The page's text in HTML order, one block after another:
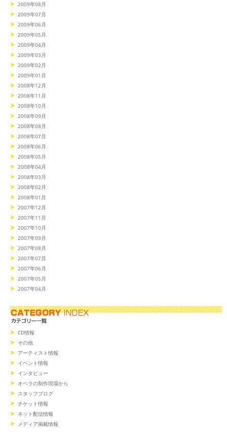
2009年08月
2009年07月
2009年06月
2009年05月
2009年04月
2009年03月
2009年02月
2009年01月
2008年12月
2008年11月
2008年10月
2008年09月
2008年08月
2008年07月
2008年06月
2008年05月
2008年04月
2008年03月
2008年02月
2008年01月
2007年12月
2007年11月
2007年10月
2007年09月
2007年08月
2007年07月
2007年06月
2007年05月
2007年04月
CD情報
その他
アーティスト情報
イベント情報
インタビュー
オペラの制作現場から
スタッフブログ
チケット情報
ネット配信情報
メディア掲載情報